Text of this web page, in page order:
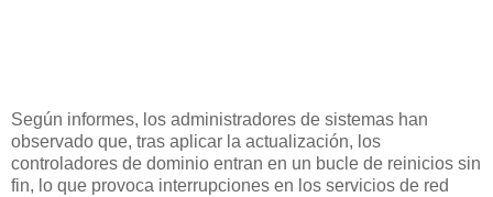
Según informes, los administradores de sistemas han
observado que, tras aplicar la actualización, los
controladores de dominio entran en un bucle de reinicios sin
fin, lo que provoca interrupciones en los servicios de red